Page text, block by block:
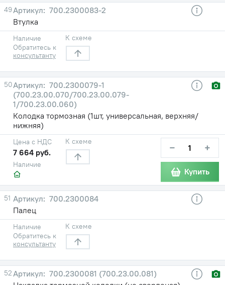
49
700.2300083-2
Втулка
Наличие
Обратитесь к
консультанту
К схеме
50
700.2300079-1
(700.23.00.070/700.23.00.079-
1/700.23.00.060)
Колодка тормозная (1шт, универсальная, верхняя/
нижняя)
Наличие
Цена с НДС
7 664 руб.
К схеме − +
Купить
51
700.2300084
Палец
Наличие
Обратитесь к
консультанту
К схеме
52
700.2300081 (700.23.00.081)